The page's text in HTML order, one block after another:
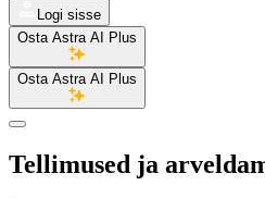
Logi sisse
Osta Astra AI Plus
Osta Astra AI Plus
Tellimused ja